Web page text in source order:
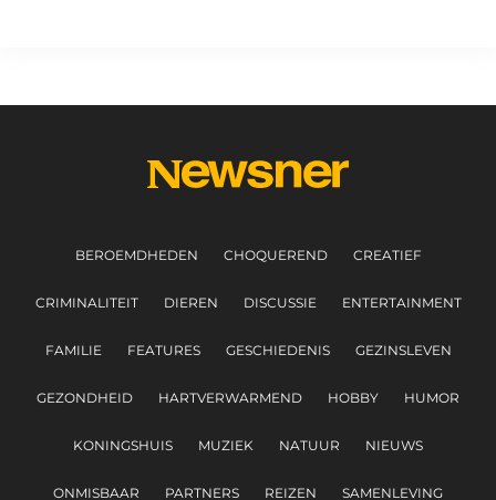
BEROEMDHEDEN CHOQUEREND CREATIEF
CRIMINALITEIT DIEREN DISCUSSIE ENTERTAINMENT
FAMILIE FEATURES GESCHIEDENIS GEZINSLEVEN
GEZONDHEID HARTVERWARMEND HOBBY HUMOR
KONINGSHUIS MUZIEK NATUUR NIEUWS
ONMISBAAR PARTNERS REIZEN SAMENLEVING